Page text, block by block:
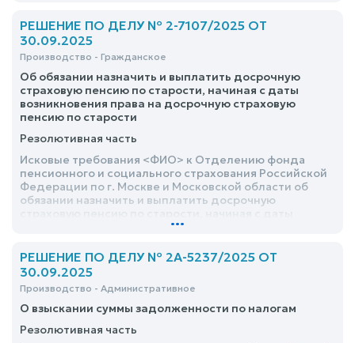
РЕШЕНИЕ ПО ДЕЛУ № 2-7107/2025 ОТ
30.09.2025
Производство - Гражданское
Об обязании назначить и выплатить досрочную
страховую пенсию по старости, начиная с даты
возникновения права на досрочную страховую
пенсию по старости
Резолютивная часть
Исковые требования <ФИО> к Отделению фонда
пенсионного и социального страхования Российской
Федерации по г. Москве и Московской области об
обязании назначить и выплатить досрочную
возникновения права на досрочную страховую
...
РЕШЕНИЕ ПО ДЕЛУ № 2А-5237/2025 ОТ
30.09.2025
Производство - Административное
О взыскании суммы задолженности по налогам
Резолютивная часть